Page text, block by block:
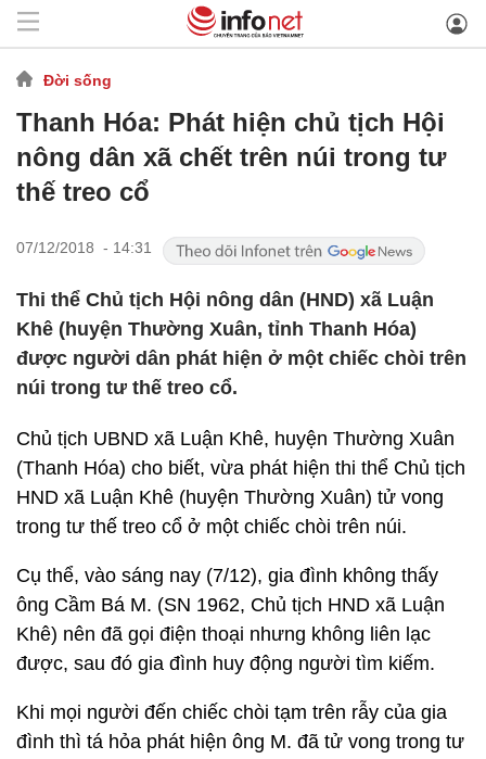
Đời sống
Thanh Hóa: Phát hiện chủ tịch Hội
nông dân xã chết trên núi trong tư
thế treo cổ
07/12/2018 - 14:31
Thi thể Chủ tịch Hội nông dân (HND) xã Luận
Khê (huyện Thường Xuân, tỉnh Thanh Hóa)
được người dân phát hiện ở một chiếc chòi trên
núi trong tư thế treo cổ.
Chủ tịch UBND xã Luận Khê, huyện Thường Xuân
(Thanh Hóa) cho biết, vừa phát hiện thi thể Chủ tịch
HND xã Luận Khê (huyện Thường Xuân) tử vong
trong tư thế treo cổ ở một chiếc chòi trên núi.
Cụ thể, vào sáng nay (7/12), gia đình không thấy
ông Cầm Bá M. (SN 1962, Chủ tịch HND xã Luận
Khê) nên đã gọi điện thoại nhưng không liên lạc
được, sau đó gia đình huy động người tìm kiếm.
Khi mọi người đến chiếc chòi tạm trên rẫy của gia
đình thì tá hỏa phát hiện ông M. đã tử vong trong tư